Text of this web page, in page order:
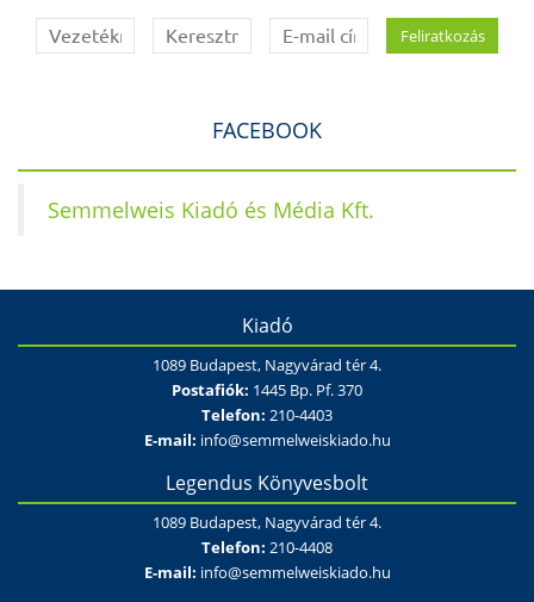
FACEBOOK
Semmelweis Kiadó és Média Kft.
Kiadó
1089 Budapest, Nagyvárad tér 4.
Postafiók: 1445 Bp. Pf. 370
Telefon: 210-4403
E-mail: info@semmelweiskiado.hu
Legendus Könyvesbolt
1089 Budapest, Nagyvárad tér 4.
Telefon: 210-4408
E-mail: info@semmelweiskiado.hu